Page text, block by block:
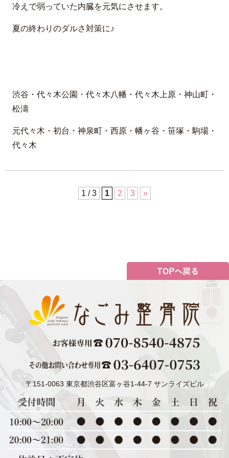
冷えで弱っていた内臓を元気にさせます。
夏の終わりのダルさ対策に♪
渋谷・代々木公園・代々木八幡・代々木上原・神山町・
松濤
元代々木・初台・神泉町・西原・幡ヶ谷・笹塚・駒場・
代々木
1 / 3 1 2 3 »
〒151-0063 東京都渋谷区富ヶ谷1-44-7 サンライズビル